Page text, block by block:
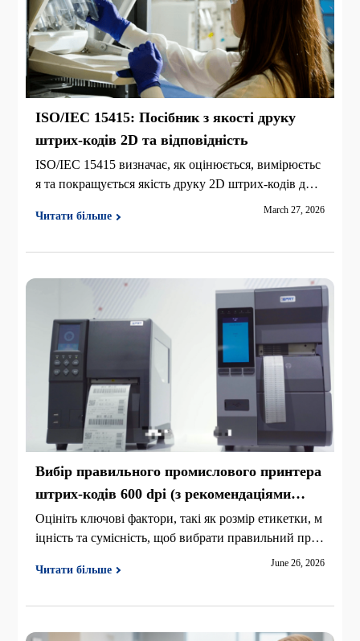
ISO/IEC 15415: Посібник з якості друку
штрих-кодів 2D та відповідність
ISO/IEC 15415 визначає, як оцінюється, вимірюєтьс
я та покращується якість друку 2D штрих-кодів для
забезпечення надійного сканування та відповідност
і.
Читати більше
March 27, 2026
Вибір правильного промислового принтера
штрих-кодів 600 dpi (з рекомендаціями
моделі)
Оцініть ключові фактори, такі як розмір етикетки, м
іцність та сумісність, щоб вибрати правильний про
мисловий принтер штрих-кодів 600 dpi, з оглядом н
а iDPRT iX4P та iK4.
Читати більше
June 26, 2026